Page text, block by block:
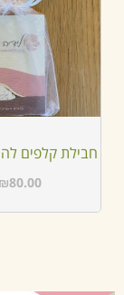
חבילת קלפים
₪80.00